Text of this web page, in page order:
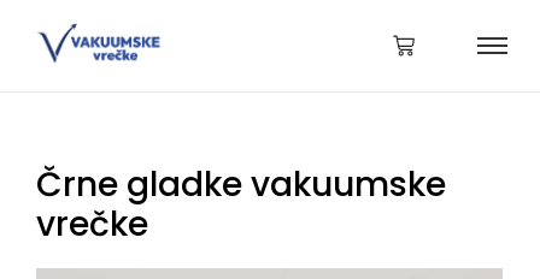
Črne gladke vakuumske
vrečke